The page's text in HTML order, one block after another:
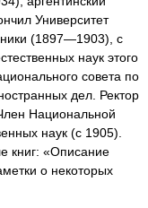
Университет
(1897—1903), с
наук этого
совета по
дел. Ректор
Национальной
наук (с 1905).
книг: «Описание
о некоторых